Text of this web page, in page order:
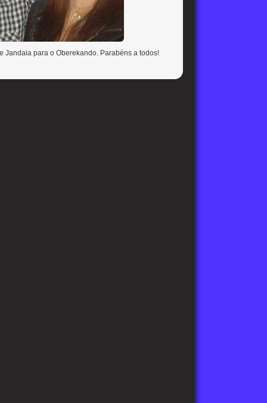
Jandaia para o Oberekando. Parabéns a todos!